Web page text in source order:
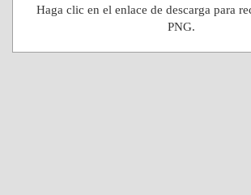
Haga clic en el enlace de descarga para
PNG.